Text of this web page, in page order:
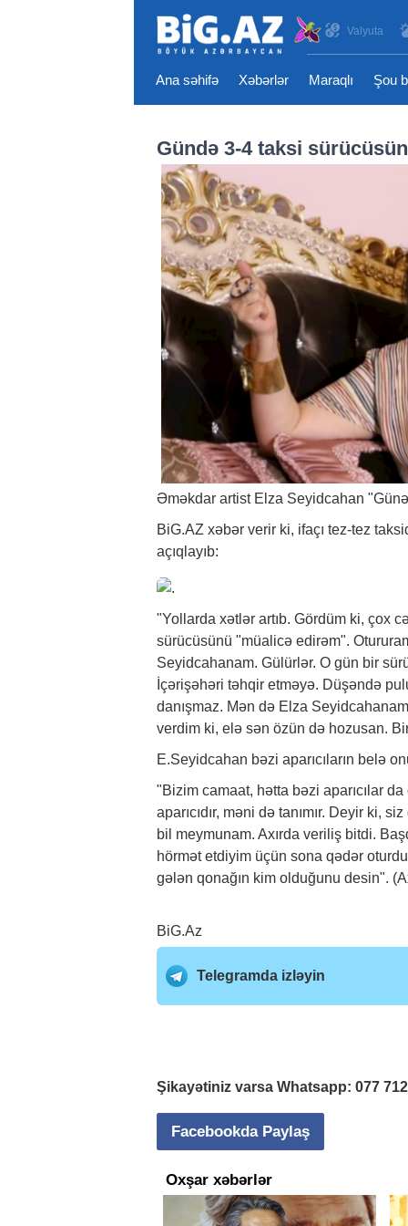
Valyuta
Ana səhifə Xəbərlər Maraqlı Şou
Gündə 3-4 taksi
Əməkdar artist Elza Seyidcahan
BiG.AZ xəbər verir ki, ifaçı tez-tez
açıqlayıb:
"Yollarda xətlər artıb. Gördüm ki, çox
sürücüsünü "müalicə edirəm".
Seyidcahanam. Gülürlər. O gün bir
İçərişəhəri təhqir etməyə. Düşəndə
danışmaz. Mən də Elza
verdim ki, elə sən özün də hozusan. Bir
E.Seyidcahan bəzi aparıcıların belə
"Bizim camaat, hətta bəzi aparıcılar da
aparıcıdır, məni də tanımır. Deyir ki,
bil meymunam. Axırda veriliş bitdi.
hörmət etdiyim üçün sona qədər
gələn qonağın kim olduğunu desin".
BiG.Az
Telegramda izləyin
Şikayətiniz varsa Whatsapp: 077
Facebookda Paylaş
Oxşar xəbərlər